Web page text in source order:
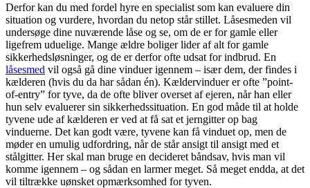
Derfor kan du med fordel hyre en specialist som kan evaluere din
situation og vurdere, hvordan du netop står stillet. Låsesmeden vil
undersøge dine nuværende låse og se, om de er for gamle eller
ligefrem uduelige. Mange ældre boliger lider af alt for gamle
sikkerhedsløsninger, og de er derfor ofte udsat for indbrud. En
låsesmed vil også gå dine vinduer igennem – især dem, der findes i
kælderen (hvis du da har sådan én). Kældervinduer er ofte ”point-
of-entry” for tyve, da de ofte bliver overset af ejeren, når han eller
hun selv evaluerer sin sikkerhedssituation. En god måde til at holde
tyvene ude af kælderen er ved at få sat et jerngitter op bag
vinduerne. Det kan godt være, tyvene kan få vinduet op, men de
møder en umulig udfordring, når de står ansigt til ansigt med et
stålgitter. Her skal man bruge en decideret båndsav, hvis man vil
komme igennem – og sådan en larmer meget. Så meget endda, at det
vil tiltrække uønsket opmærksomhed for tyven.